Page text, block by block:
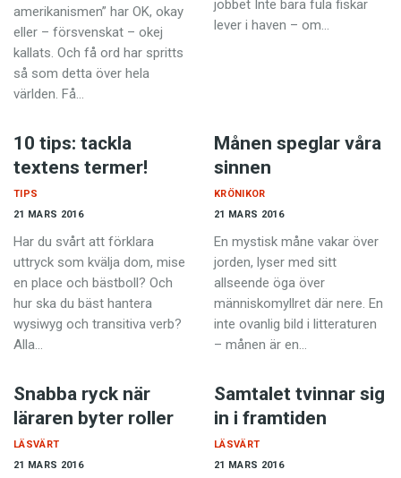
Annonsera
Prenumerera
Läs Språktidningen digitalt
amerikanismen” har OK, okay
eller – försvenskat – okej
kallats. Och få ord har spritts
så som detta över hela
världen. Få…
jobbet Inte bara fula fiskar
lever i haven – om…
10 tips: tackla
textens termer!
21 MARS 2016
TIPS
Har du svårt att förklara
uttryck som kvälja dom, mise
en place och bästboll? Och
hur ska du bäst hantera
wysiwyg och transitiva verb?
Alla…
Månen speglar våra
sinnen
21 MARS 2016
KRÖNIKOR
En mystisk måne vakar över
jorden, lyser med sitt
allseende öga över
människomyllret där nere. En
inte ovanlig bild i litteraturen
– månen är en…
Snabba ryck när
läraren byter roller
21 MARS 2016
LÄSVÄRT
Samtalet tvinnar sig
in i framtiden
21 MARS 2016
LÄSVÄRT